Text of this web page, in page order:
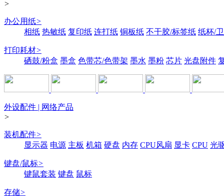
>
办公用纸>
相纸 热敏纸 复印纸 连打纸 铜板纸 不干胶/标签纸 纸杯/
打印耗材>
硒鼓/粉盒 墨盒 色带芯/色带架 墨水 墨粉 芯片 光盘附件
外设配件 | 网络产品
>
装机配件>
显示器 电源 主板 机箱 硬盘 内存 CPU风扇 显卡 CPU 光
键盘/鼠标>
键鼠套装 键盘 鼠标
存储>